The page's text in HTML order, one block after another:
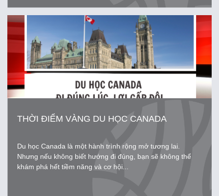
THỜI ĐIỂM VÀNG DU HỌC CANADA
Du học Canada là một hành trình rộng mở tương lai.
Nhưng nếu không biết hướng đi đúng, bạn sẽ không thể
khám phá hết tiềm năng và cơ hội...